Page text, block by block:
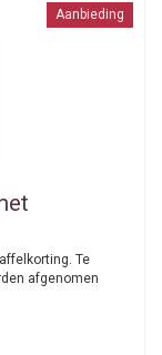
Aanbieding
Te
afgenomen